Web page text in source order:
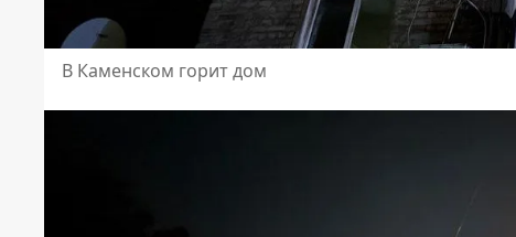
В Каменском горит дом